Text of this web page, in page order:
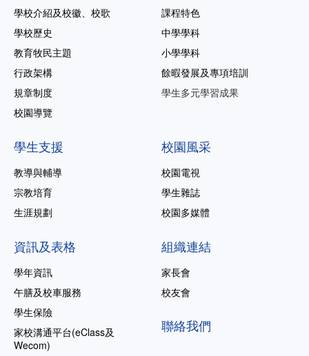
學校介紹及校徽、校歌
學校歷史
教育牧民主題
行政架構
規章制度
校園導覽
課程特色
中學學科
小學學科
餘暇發展及專項培訓
學生多元學習成果
學生支援
教導與輔導
宗教培育
生涯規劃
校園風采
校園電視
學生雜誌
校園多媒體
資訊及表格
學年資訊
午膳及校車服務
學生保險
家校溝通平台(eClass及
Wecom)
組織連結
家長會
校友會
聯絡我們